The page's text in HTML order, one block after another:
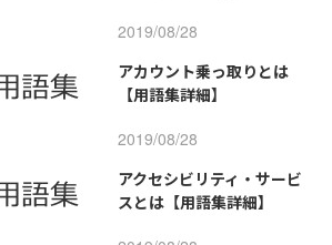
2019/08/28
アカウント乗っ取りとは
【用語集詳細】
2019/08/28
アクセシビリティ・サービ
スとは【用語集詳細】